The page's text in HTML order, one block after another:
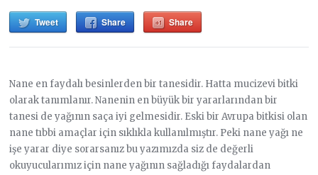
Tweet Share Share
Nane en faydalı besinlerden bir tanesidir. Hatta mucizevi bitki
olarak tanımlanır. Nanenin en büyük bir yararlarından bir
tanesi de yağının saça iyi gelmesidir. Eski bir Avrupa bitkisi olan
nane tıbbi amaçlar için sıklıkla kullanılmıştır. Peki nane yağı ne
işe yarar diye sorarsanız bu yazımızda siz de değerli
okuyucularımız için nane yağının sağladığı faydalardan